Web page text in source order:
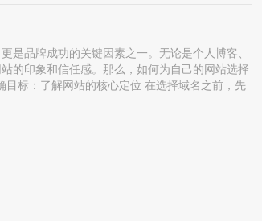
品牌成功的关键因素之一。无论是个人博客、
的印象和信任感。那么，如何为自己的网站选择
标：了解网站的核心定位 在选择域名之前，先